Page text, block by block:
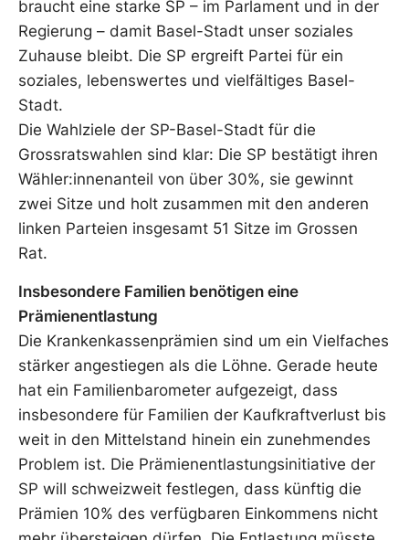
braucht eine starke SP – im Parlament und in der
Regierung – damit Basel-Stadt unser soziales
Zuhause bleibt. Die SP ergreift Partei für ein
soziales, lebenswertes und vielfältiges Basel-
Stadt.
Die Wahlziele der SP-Basel-Stadt für die
Grossratswahlen sind klar: Die SP bestätigt ihren
Wähler:innenanteil von über 30%, sie gewinnt
zwei Sitze und holt zusammen mit den anderen
linken Parteien insgesamt 51 Sitze im Grossen
Rat.
Insbesondere Familien benötigen eine
Prämienentlastung
Die Krankenkassenprämien sind um ein Vielfaches
stärker angestiegen als die Löhne. Gerade heute
hat ein Familienbarometer aufgezeigt, dass
insbesondere für Familien der Kaufkraftverlust bis
weit in den Mittelstand hinein ein zunehmendes
Problem ist. Die Prämienentlastungsinitiative der
SP will schweizweit festlegen, dass künftig die
Prämien 10% des verfügbaren Einkommens nicht